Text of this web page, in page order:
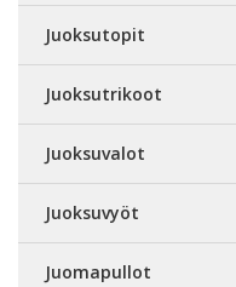
Juoksutopit
Juoksutrikoot
Juoksuvalot
Juoksuvyöt
Juomapullot